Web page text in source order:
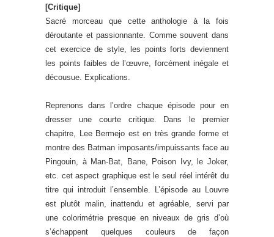
[Critique]
Sacré morceau que cette anthologie à la fois
déroutante et passionnante. Comme souvent dans
cet exercice de style, les points forts deviennent
les points faibles de l’œuvre, forcément inégale et
décousue. Explications.
Reprenons dans l’ordre chaque épisode pour en
dresser une courte critique. Dans le premier
chapitre, Lee Bermejo est en très grande forme et
montre des Batman imposants/impuissants face au
Pingouin, à Man-Bat, Bane, Poison Ivy, le Joker,
etc. cet aspect graphique est le seul réel intérêt du
titre qui introduit l’ensemble. L’épisode au Louvre
est plutôt malin, inattendu et agréable, servi par
une colorimétrie presque en niveaux de gris d’où
s’échappent quelques couleurs de façon